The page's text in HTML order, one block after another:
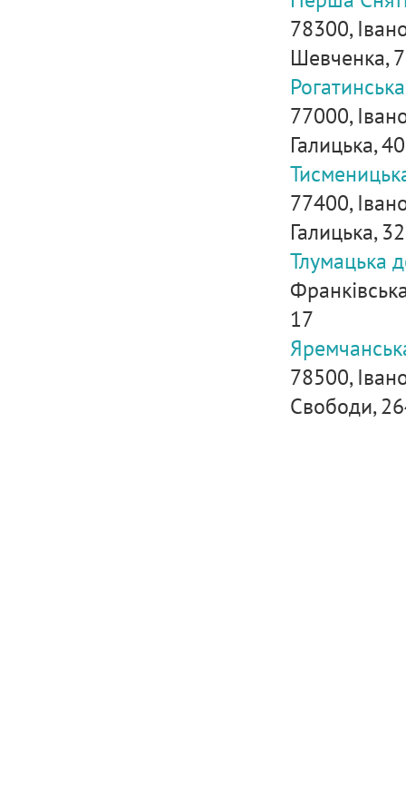
78300,
Шевченка,
77000,
Галицька, 40
77400,
Галицька, 32
Тлумацька
17
78500,
Свободи,